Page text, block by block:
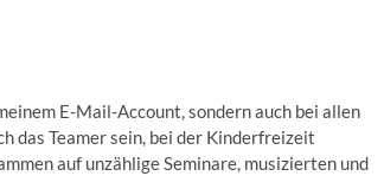
E-Mail-Account, sondern auch bei allen
das Teamer sein, bei der Kinderfreizeit
auf unzählige Seminare, musizierten und